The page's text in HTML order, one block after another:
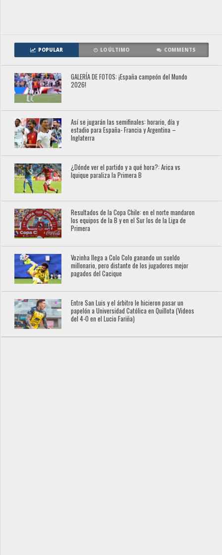
POPULAR LO ÚLTIMO COMMENTS
GALERÍA DE FOTOS: ¡España campeón del Mundo
2026!
Así se jugarán las semifinales: horario, día y
estadio para España- Francia y Argentina –
Inglaterra
¿Dónde ver el partido y a qué hora?: Arica vs
Iquique paraliza la Primera B
Resultados de la Copa Chile: en el norte mandaron
los equipos de la B y en el Sur los de la Liga de
Primera
Vozinha llega a Colo Colo ganando un sueldo
millonario, pero distante de los jugadores mejor
pagados del Cacique
Entre San Luis y el árbitro le hicieron pasar un
papelón a Universidad Católica en Quillota (Videos
del 4-0 en el Lucio Fariña)